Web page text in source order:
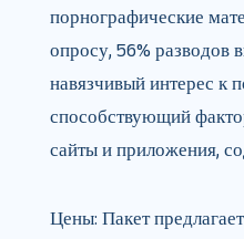
порнографические
опросу, 56% разводов
навязчивый интерес к
способствующий
сайты и приложения,
Цены: Пакет